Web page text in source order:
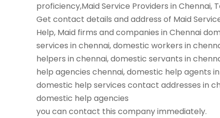
proficiency,Maid Service Providers in Chennai,
Get contact details and address of Maid
Help, Maid firms and companies in Chennai
services in chennai, domestic workers in
helpers in chennai, domestic servants in
help agencies chennai, domestic help agents
domestic help services contact addresses in
domestic help agencies
you can contact this company immediately.